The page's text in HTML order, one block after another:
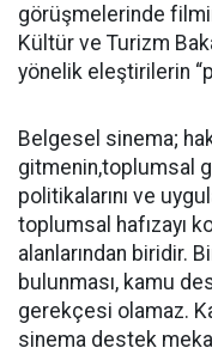
görüşmelerinde
Kültür ve Turizm
yönelik eleştirilerin
Belgesel sinema;
gitmenin,toplumsal
politikalarını ve
toplumsal hafızayı
alanlarından biridir.
bulunması, kamu
gerekçesi olamaz.
sinema destek